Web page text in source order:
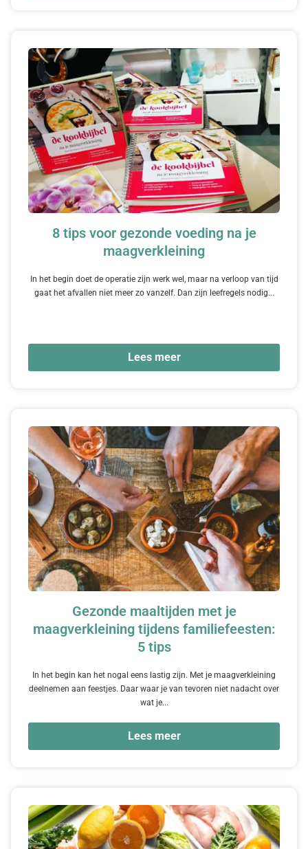
8 tips voor gezonde voeding na je
maagverkleining
In het begin doet de operatie zijn werk wel, maar na verloop van tijd
gaat het afvallen niet meer zo vanzelf. Dan zijn leefregels nodig...
Lees meer
Gezonde maaltijden met je
maagverkleining tijdens familiefeesten:
5 tips
In het begin kan het nogal eens lastig zijn. Met je maagverkleining
deelnemen aan feestjes. Daar waar je van tevoren niet nadacht over
wat je...
Lees meer